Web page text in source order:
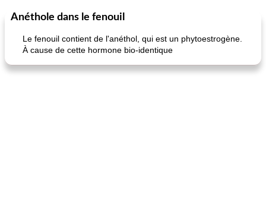
30min
Marques de confiance: recettes et
Anéthole dans le fenouil
Le fenouil contient de l'anéthol, qui est un phytoestrogène.
À cause de cette hormone bio-identique